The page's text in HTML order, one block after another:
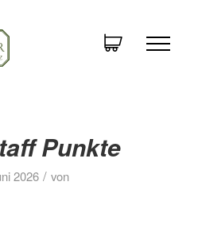
Punkte
2026 / von